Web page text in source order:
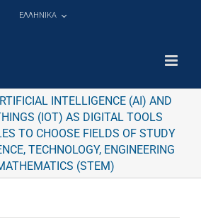
ΕΛΛΗΝΙΚΑ
INTELLIGENCE (AI) AND
(IOT) AS DIGITAL TOOLS
TO CHOOSE FIELDS OF STUDY
TECHNOLOGY, ENGINEERING
(STEM)